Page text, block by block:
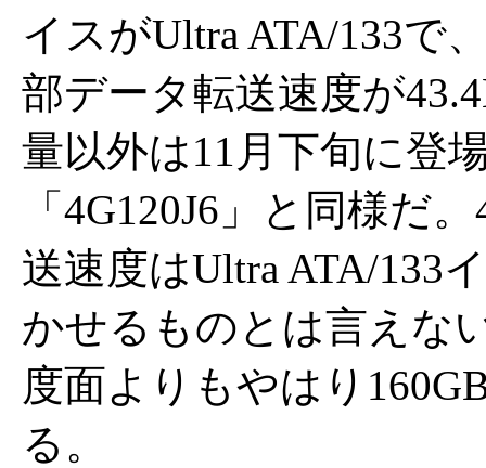
イスがUltra ATA/133で
部データ転送速度が
量以外は11月下旬に登
「4G120J6」と同様だ
送速度はUltra ATA/133
かせるものとは言えな
度面よりもやはり
る。